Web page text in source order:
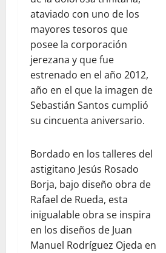
ataviado con uno de los
mayores tesoros que
posee la corporación
jerezana y que fue
estrenado en el año 2012,
año en el que la imagen de
Sebastián Santos cumplió
su cincuenta aniversario.
Bordado en los talleres del
astigitano Jesús Rosado
Borja, bajo diseño obra de
Rafael de Rueda, esta
inigualable obra se inspira
en los diseños de Juan
Manuel Rodríguez Ojeda en